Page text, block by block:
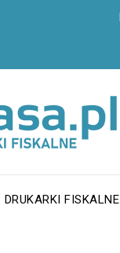
DRUKARKI FISKALNE